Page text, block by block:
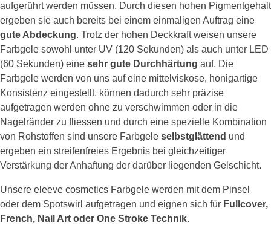
aufgerührt werden müssen. Durch diesen hohen Pigmentgehalt
ergeben sie auch bereits bei einem einmaligen Auftrag eine
gute Abdeckung. Trotz der hohen Deckkraft weisen unsere
Farbgele sowohl unter UV (120 Sekunden) als auch unter LED
(60 Sekunden) eine sehr gute Durchhärtung auf. Die
Farbgele werden von uns auf eine mittelviskose, honigartige
Konsistenz eingestellt, können dadurch sehr präzise
aufgetragen werden ohne zu verschwimmen oder in die
Nagelränder zu fliessen und durch eine spezielle Kombination
von Rohstoffen sind unsere Farbgele selbstglättend und
ergeben ein streifenfreies Ergebnis bei gleichzeitiger
Verstärkung der Anhaftung der darüber liegenden Gelschicht.
Unsere eleeve cosmetics Farbgele werden mit dem Pinsel
oder dem Spotswirl aufgetragen und eignen sich für Fullcover,
French, Nail Art oder One Stroke Technik.